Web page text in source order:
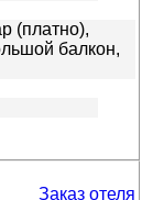
(платно),
балкон,
Заказ отеля